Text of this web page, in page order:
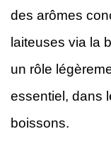
des arômes
laiteuses via la
un rôle
essentiel, dans
boissons.